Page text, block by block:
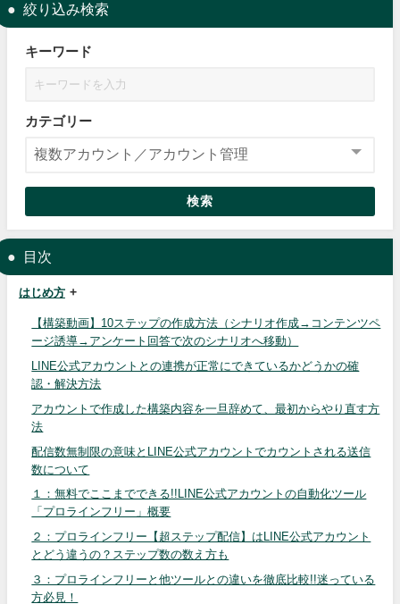
絞り込み検索
キーワード
カテゴリー
検索
目次
はじめ方
【構築動画】10ステップの作成方法（シナリオ作成→コンテンツペ
ージ誘導→アンケート回答で次のシナリオへ移動）
LINE公式アカウントとの連携が正常にできているかどうかの確
認・解決方法
アカウントで作成した構築内容を一旦辞めて、最初からやり直す方
法
配信数無制限の意味とLINE公式アカウントでカウントされる送信
数について
１：無料でここまでできる!!LINE公式アカウントの自動化ツール
「プロラインフリー」概要
２：プロラインフリー【超ステップ配信】はLINE公式アカウント
とどう違うの？ステップ数の数え方も
３：プロラインフリーと他ツールとの違いを徹底比較!!迷っている
方必見！